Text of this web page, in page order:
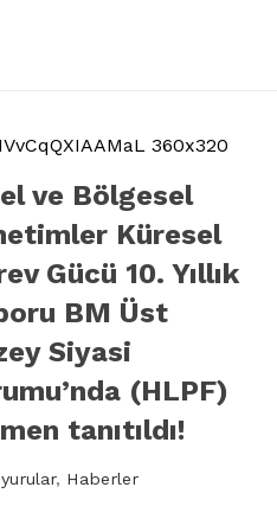
ve Bölgesel
Küresel
Gücü 10. Yıllık
BM Üst
Siyasi
(HLPF)
tanıtıldı!
, Haberler